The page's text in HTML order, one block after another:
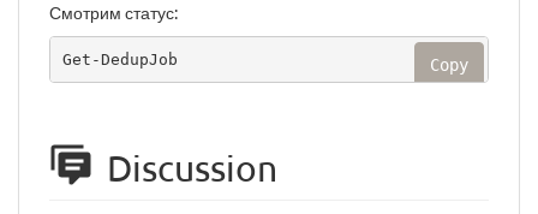
Смотрим статус:
Get-DedupJob Copy
Discussion